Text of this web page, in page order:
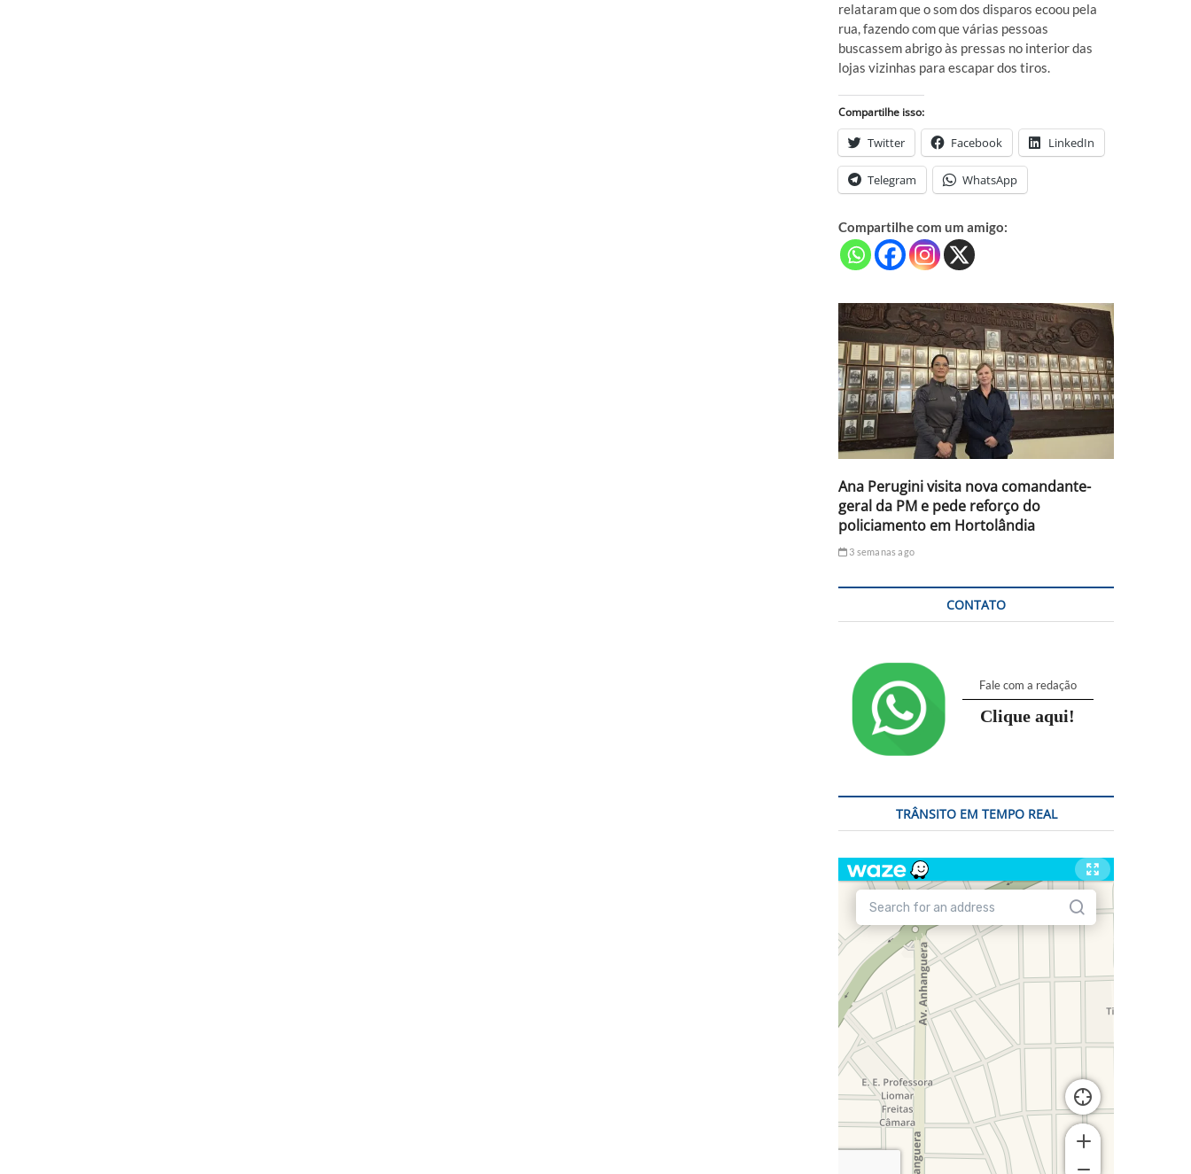
relataram que o som dos disparos ecoou pela
rua, fazendo com que várias pessoas
buscassem abrigo às pressas no interior das
lojas vizinhas para escapar dos tiros.
Compartilhe isso:
Twitter Facebook LinkedIn
Telegram WhatsApp
Compartilhe com um amigo:
Ana Perugini visita nova comandante-
geral da PM e pede reforço do
policiamento em Hortolândia
3 semanas ago
CONTATO
Fale com a redação
Clique aqui!
TRÂNSITO EM TEMPO REAL